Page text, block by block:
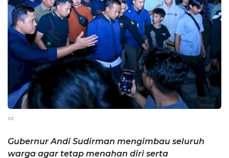
ist
Gubernur Andi Sudirman mengimbau seluruh
warga agar tetap menahan diri serta